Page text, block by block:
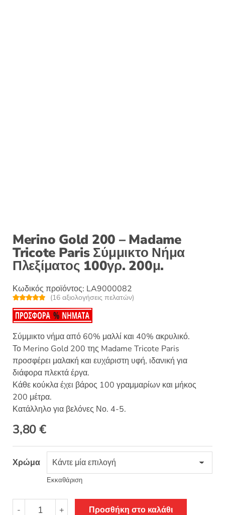
Merino Gold 200 – Madame
Tricote Paris Σύμμικτο Νήμα
Πλεξίματος 100γρ. 200μ.
Κωδικός προϊόντος: LA9000082
Βαθμολογή
θηκε με4.94
από 5 με
βάση
16
ς πελάτη
(16 αξιολογήσεις πελατών)
Σύμμικτο νήμα από 60% μαλλί και 40% ακρυλικό.
Το Merino Gold 200 της Madame Tricote Paris
προσφέρει μαλακή και ευχάριστη υφή, ιδανική για
διάφορα πλεκτά έργα.
Κάθε κούκλα έχει βάρος 100 γραμμαρίων και μήκος
200 μέτρα.
Κατάλληλο για βελόνες Νο. 4-5.
3,80€
Χρώμα
Εκκαθάριση
-
Merino
+ Προσθήκη στο καλάθι